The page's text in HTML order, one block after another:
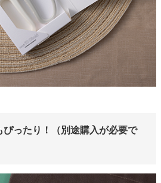
ったり！（別途購入が必要で